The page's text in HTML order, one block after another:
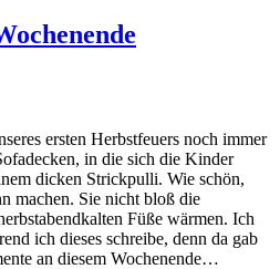
ersten Herbstfeuers noch immer
in die sich die Kinder
dicken Strickpulli. Wie schön,
machen. Sie nicht bloß die
Füße wärmen. Ich
ich dieses schreibe, denn da gab
an diesem Wochenende…